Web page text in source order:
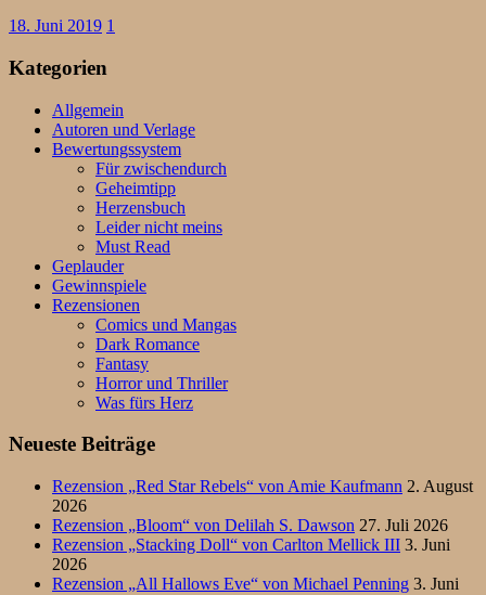
18. Juni 2019 1
Kategorien
Allgemein
Autoren und Verlage
Bewertungssystem
Für zwischendurch
Geheimtipp
Herzensbuch
Leider nicht meins
Must Read
Geplauder
Gewinnspiele
Rezensionen
Comics und Mangas
Dark Romance
Fantasy
Horror und Thriller
Was fürs Herz
Neueste Beiträge
Rezension „Red Star Rebels“ von Amie Kaufmann 2. August
2026
Rezension „Bloom“ von Delilah S. Dawson 27. Juli 2026
Rezension „Stacking Doll“ von Carlton Mellick III 3. Juni
2026
Rezension „All Hallows Eve“ von Michael Penning 3. Juni